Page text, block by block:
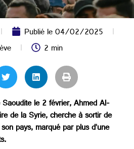
Publié le04/02/2025
2 min
le 2 février, Ahmed Al-
de la Syrie, cherche à sortir de
pays, marqué par plus d’une